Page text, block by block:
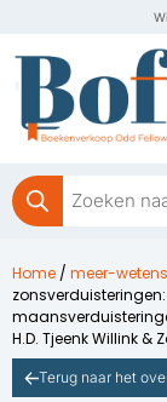
inhoud
Producten
zoeken
Home / meer-
H.D. Tjeenk Willink &
Terug naar het